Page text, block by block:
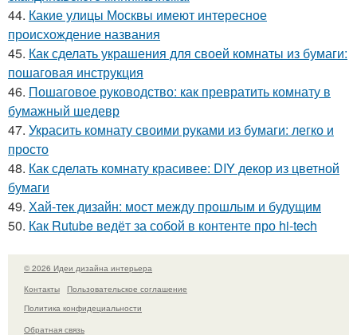
44. Какие улицы Москвы имеют интересное
происхождение названия
45. Как сделать украшения для своей комнаты из бумаги:
пошаговая инструкция
46. Пошаговое руководство: как превратить комнату в
бумажный шедевр
47. Украсить комнату своими руками из бумаги: легко и
просто
48. Как сделать комнату красивее: DIY декор из цветной
бумаги
49. Хай-тек дизайн: мост между прошлым и будущим
50. Как Rutube ведёт за собой в контенте про hi-tech
© 2026 Идеи дизайна интерьера
Контакты
Пользовательское соглашение
Политика конфидециальности
Обратная связь